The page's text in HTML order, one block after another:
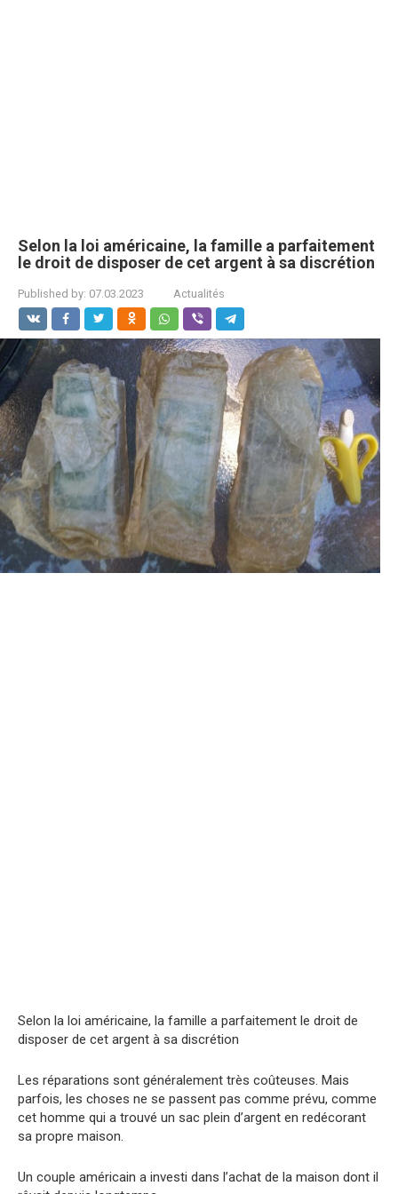
Selon la loi américaine, la famille a parfaitement
le droit de disposer de cet argent à sa discrétion
Published by: 07.03.2023 Actualités
Selon la loi américaine, la famille a parfaitement le droit de
disposer de cet argent à sa discrétion
Les réparations sont généralement très coûteuses. Mais
parfois, les choses ne se passent pas comme prévu, comme
cet homme qui a trouvé un sac plein d’argent en redécorant
sa propre maison.
Un couple américain a investi dans l’achat de la maison dont il